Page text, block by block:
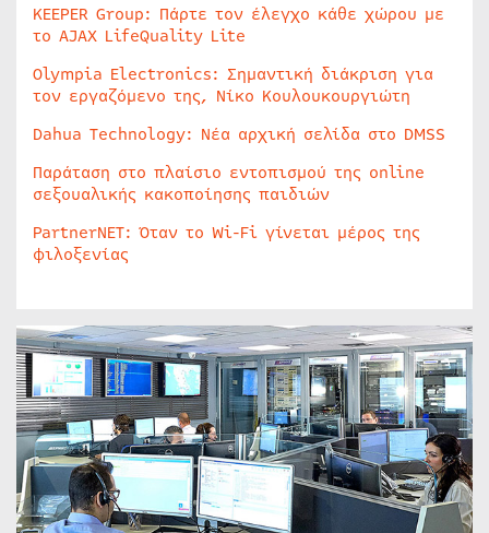
KEEPER Group: Πάρτε τον έλεγχο κάθε χώρου με
το AJAX LifeQuality Lite
Olympia Electronics: Σημαντική διάκριση για
τον εργαζόμενο της, Νίκο Κουλουκουργιώτη
Dahua Technology: Νέα αρχική σελίδα στο DMSS
Παράταση στο πλαίσιο εντοπισμού της online
σεξουαλικής κακοποίησης παιδιών
PartnerNET: Όταν το Wi-Fi γίνεται μέρος της
φιλοξενίας